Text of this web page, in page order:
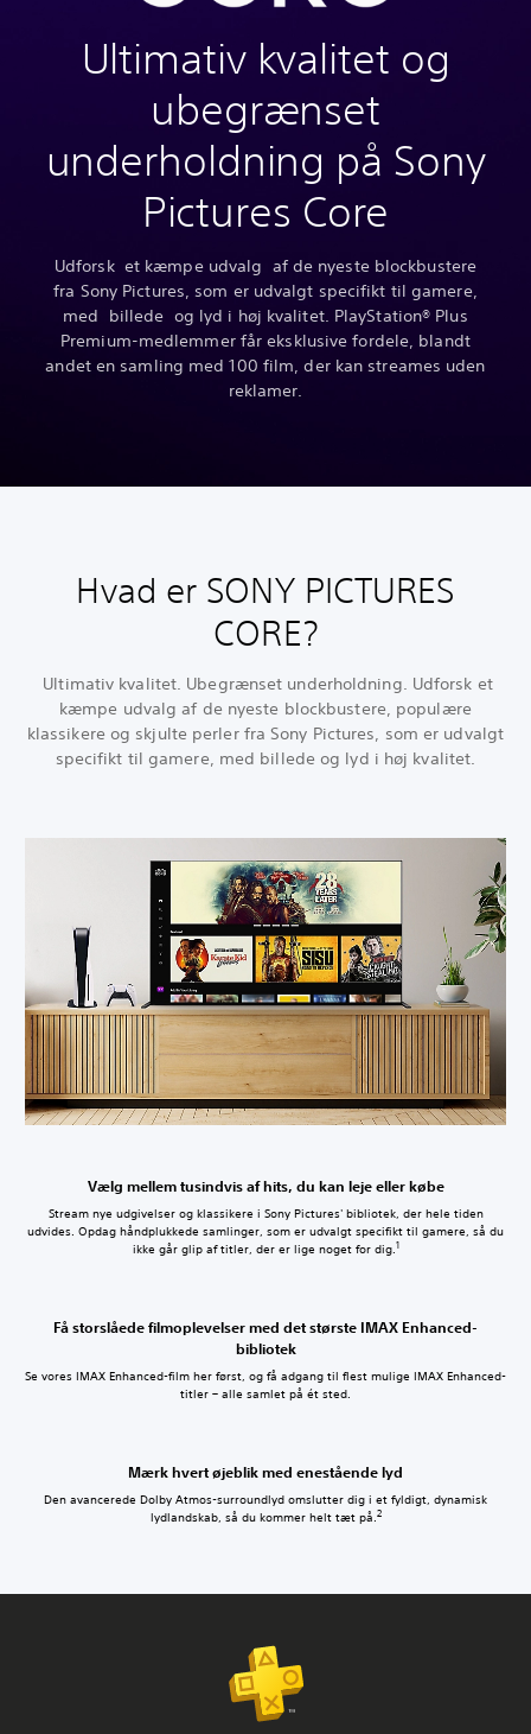
Ultimativ kvalitet og
ubegrænset
underholdning på Sony
Pictures Core
Udforsk et kæmpe udvalg af de nyeste blockbustere
fra Sony Pictures, som er udvalgt specifikt til gamere,
med billede og lyd i høj kvalitet. PlayStation® Plus
Premium-medlemmer får eksklusive fordele, blandt
andet en samling med 100 film, der kan streames uden
reklamer.
Hvad er SONY PICTURES
CORE?
Ultimativ kvalitet. Ubegrænset underholdning. Udforsk et
kæmpe udvalg af de nyeste blockbustere, populære
klassikere og skjulte perler fra Sony Pictures, som er udvalgt
specifikt til gamere, med billede og lyd i høj kvalitet.
Vælg mellem tusindvis af hits, du kan leje eller købe
Stream nye udgivelser og klassikere i Sony Pictures' bibliotek, der hele tiden
udvides. Opdag håndplukkede samlinger, som er udvalgt specifikt til gamere, så du
ikke går glip af titler, der er lige noget for dig.1
Få storslåede filmoplevelser med det største IMAX Enhanced-
bibliotek
Se vores IMAX Enhanced-film her først, og få adgang til flest mulige IMAX Enhanced-
titler – alle samlet på ét sted.
Mærk hvert øjeblik med enestående lyd
Den avancerede Dolby Atmos-surroundlyd omslutter dig i et fyldigt, dynamisk
lydlandskab, så du kommer helt tæt på.2